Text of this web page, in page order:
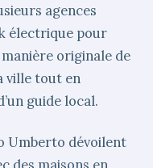
agences
électrique pour
originale de
ville tout en
guide local.
Umberto dévoilent